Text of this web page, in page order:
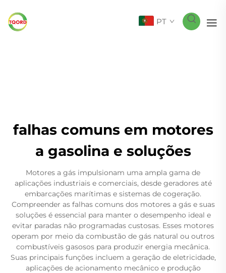
PT
falhas comuns em motores
a gasolina e soluções
Motores a gás impulsionam uma ampla gama de
aplicações industriais e comerciais, desde geradores até
embarcações marítimas e sistemas de cogeração.
Compreender as falhas comuns dos motores a gás e suas
soluções é essencial para manter o desempenho ideal e
evitar paradas não programadas custosas. Esses motores
operam por meio da combustão de gás natural ou outros
combustíveis gasosos para produzir energia mecânica.
Suas principais funções incluem a geração de eletricidade,
aplicações de acionamento mecânico e produção